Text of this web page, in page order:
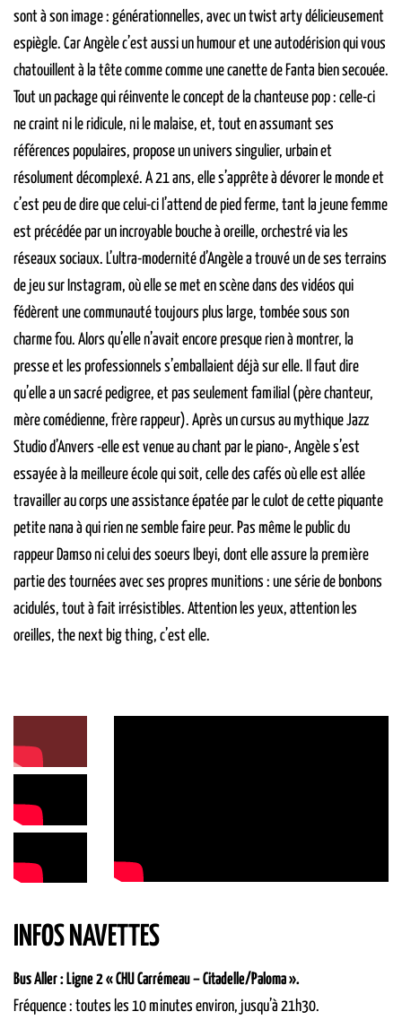
sont à son image : générationnelles, avec un twist arty délicieusement
espiègle. Car Angèle c’est aussi un humour et une autodérision qui vous
chatouillent à la tête comme comme une canette de Fanta bien secouée.
Tout un package qui réinvente le concept de la chanteuse pop : celle-ci
ne craint ni le ridicule, ni le malaise, et, tout en assumant ses
références populaires, propose un univers singulier, urbain et
résolument décomplexé. A 21 ans, elle s’apprête à dévorer le monde et
c’est peu de dire que celui-ci l’attend de pied ferme, tant la jeune femme
est précédée par un incroyable bouche à oreille, orchestré via les
réseaux sociaux. L’ultra-modernité d’Angèle a trouvé un de ses terrains
de jeu sur Instagram, où elle se met en scène dans des vidéos qui
fédèrent une communauté toujours plus large, tombée sous son
charme fou. Alors qu’elle n’avait encore presque rien à montrer, la
presse et les professionnels s’emballaient déjà sur elle. Il faut dire
qu’elle a un sacré pedigree, et pas seulement familial (père chanteur,
mère comédienne, frère rappeur). Après un cursus au mythique Jazz
Studio d’Anvers -elle est venue au chant par le piano-, Angèle s’est
essayée à la meilleure école qui soit, celle des cafés où elle est allée
travailler au corps une assistance épatée par le culot de cette piquante
petite nana à qui rien ne semble faire peur. Pas même le public du
rappeur Damso ni celui des soeurs Ibeyi, dont elle assure la première
partie des tournées avec ses propres munitions : une série de bonbons
acidulés, tout à fait irrésistibles. Attention les yeux, attention les
oreilles, the next big thing, c’est elle.
INFOS NAVETTES
Bus Aller : Ligne 2 « CHU Carrémeau – Citadelle/Paloma ».
Fréquence : toutes les 10 minutes environ, jusqu’à 21h30.